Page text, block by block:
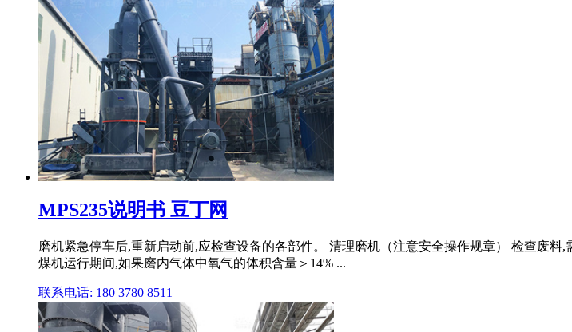
MPS235说明书 豆丁网
磨机紧急停车后,重新启动前,应检查设备的各部件。 清理磨机（注意安全操作规章） 检查废
煤机运行期间,如果磨内气体中氧气的体积含量＞14% ...
联系电话: 180 3780 8511